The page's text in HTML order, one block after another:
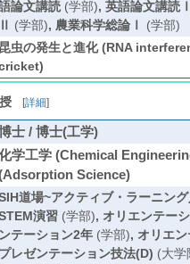
論文講読(学部), 英語論文講読
Ⅱ (学部), 農業科学総論Ⅰ (学部)
昆虫の発生と進化 (RNA
[詳細]
士 / 博士(工学)
学工学 (Chemical
Science)
道場~アクティブ・ラーニン
演習(学部), オリエンテー
ンテーション2年(学部), オリエ
プレゼンテーション技法(D) (大学